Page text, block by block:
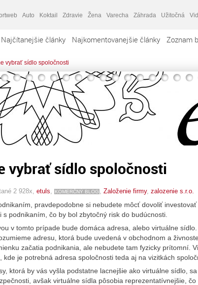
Auto Koktail Zdravie Žena Varecha Záhrada Užitočná
Najčítanejšie články Najkomentovanejšie články Zoznam
vybrať sídlo spoločnosti
vybrať sídlo spoločnosti
2 928x, etuls KOMERČNÝ BLOG Založenie firmy, zalozenie s.r.o.
pravdepodobne si nebudete môcť dovoliť
s podnikaním, čo by bol zbytočný risk do budúcnosti.
v tomto prípade bude domáca adresa, alebo virtuálne sídlo.
adresu, ktorá bude uvedená v obchodnom a
začatia podnikania, ale nebudete tam fyzicky prítomní.
kde je potrebná adresa spoločnosti teda aj na vizitkách
ktorá by vás vyšla podstatne lacnejšie ako virtuálne sídlo,
avšak virtuálne sídla pôsobia reprezentatívnejšie, čo